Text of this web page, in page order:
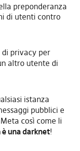
preponderanza
di utenti contro
privacy per
altro utente di
istanza
pubblici e
così come li
è una darknet!